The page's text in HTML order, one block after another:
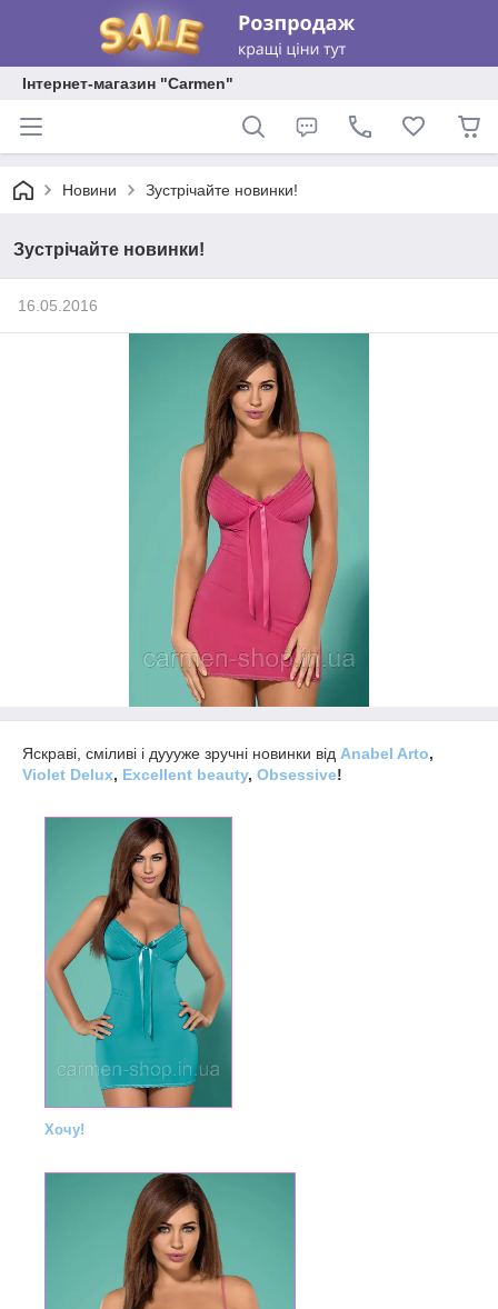
Інтернет-магазин "Carmen"
Новини Зустрічайте новинки!
Зустрічайте новинки!
16.05.2016
Яскраві, сміливі і дуууже зручні новинки від Anabel Arto,
Violet Delux, Excellent beauty, Obsessive!
Хочу!